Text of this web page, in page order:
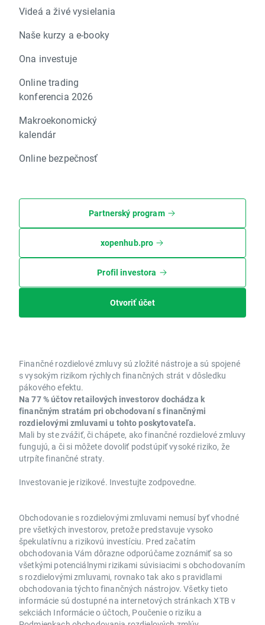
Videá a živé vysielania
Naše kurzy a e-booky
Ona investuje
Online trading
konferencia 2026
Makroekonomický
kalendár
Online bezpečnosť
Partnerský program
xopenhub.pro
Profil investora
Otvoriť účet
Finančné rozdielové zmluvy sú zložité nástroje a sú spojené
s vysokým rizikom rýchlych finančných strát v dôsledku
pákového efektu.
Na 77 % účtov retailových investorov dochádza k
finančným stratám pri obchodovaní s finančnými
rozdielovými zmluvami u tohto poskytovateľa.
Mali by ste zvážiť, či chápete, ako finančné rozdielové zmluvy
fungujú, a či si môžete dovoliť podstúpiť vysoké riziko, že
utrpíte finančné straty.
Investovanie je rizikové. Investujte zodpovedne.
Obchodovanie s rozdielovými zmluvami nemusí byť vhodné
pre všetkých investorov, pretože predstavuje vysoko
špekulatívnu a rizikovú investíciu. Pred začatím
obchodovania Vám dôrazne odporúčame zoznámiť sa so
všetkými potenciálnymi rizikami súvisiacimi s obchodovaním
s rozdielovými zmluvami, rovnako tak ako s pravidlami
obchodovania týchto finančných nástrojov. Všetky tieto
informácie sú dostupné na internetových stránkach XTB v
sekciách Informácie o účtoch, Poučenie o riziku a